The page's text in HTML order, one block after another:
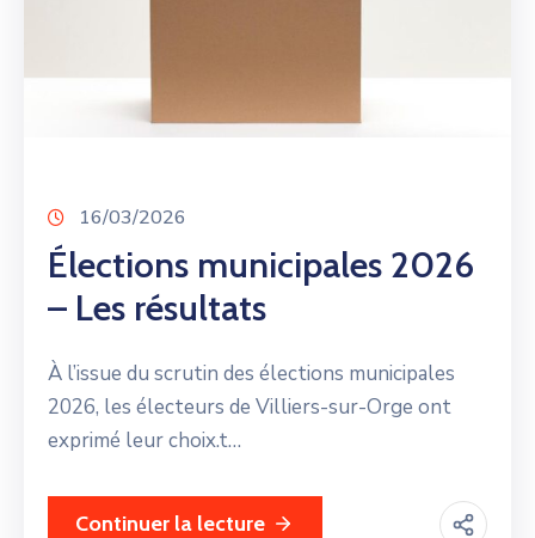
16/03/2026
Élections municipales 2026
– Les résultats
À l’issue du scrutin des élections municipales
2026, les électeurs de Villiers-sur-Orge ont
exprimé leur choix.t…
Continuer la lecture